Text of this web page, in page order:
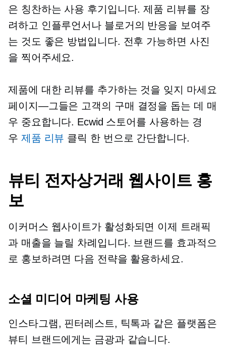
은 칭찬하는 사용 후기입니다. 제품 리뷰를 장
려하고 인플루언서나 블로거의 반응을 보여주
는 것도 좋은 방법입니다. 전후 가능하면 사진
을 찍어주세요.
제품에 대한 리뷰를 추가하는 것을 잊지 마세요
페이지—그들은 고객의 구매 결정을 돕는 데 매
우 중요합니다. Ecwid 스토어를 사용하는 경
우 제품 리뷰 클릭 한 번으로 간단합니다.
뷰티 전자상거래 웹사이트 홍
보
이커머스 웹사이트가 활성화되면 이제 트래픽
과 매출을 늘릴 차례입니다. 브랜드를 효과적으
로 홍보하려면 다음 전략을 활용하세요.
소셜 미디어 마케팅 사용
인스타그램, 핀터레스트, 틱톡과 같은 플랫폼은
뷰티 브랜드에게는 금광과 같습니다.